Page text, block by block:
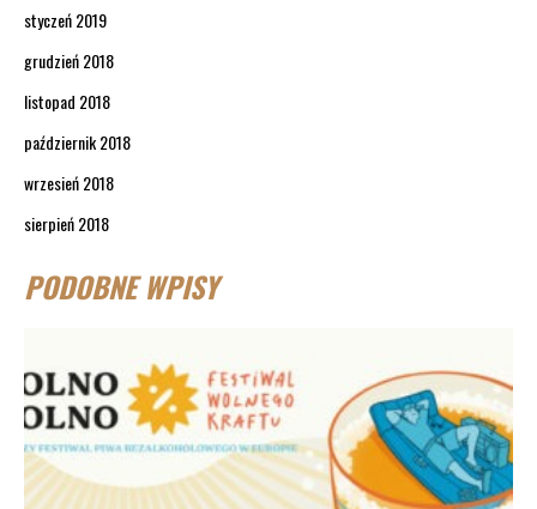
styczeń 2019
grudzień 2018
listopad 2018
październik 2018
wrzesień 2018
sierpień 2018
PODOBNE WPISY